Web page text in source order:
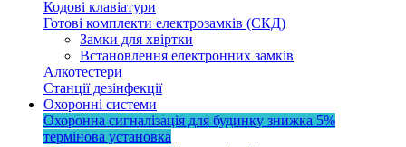
Кодові клавіатури
Готові комплекти електрозамків (СКД)
Замки для хвіртки
Встановлення електронних замків
Алкотестери
Станції дезінфекції
Охоронні системи
Охоронна сигналізація для будинку знижка 5%
термінова установка